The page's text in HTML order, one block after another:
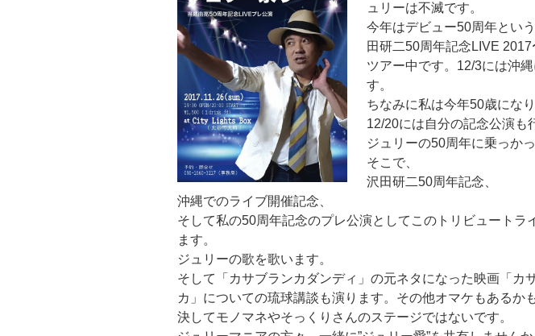
ュリーは不滅です。
今年はデビュー50周年とい
田研二50周年記念LIVE
ツアー中です。12/3には沖縄
す。
ちなみに私は今年50歳になり
12/20には自分の記念公演も
ジュリーの50周年に乗っかっ
そこで、
沢田研二50周年記念、
沖縄でのライブ開催記念、
そして私の50周年記念のプレ公演としてこのトリビュートラ
ます。
ジュリーの歌を歌います。
そして「カサブランカダンディ」の元ネタになった映画「カ
カ」についての琉球講談も演ります。その他オマケもあるか
決してモノマネやそっくりさんのステージではないです。